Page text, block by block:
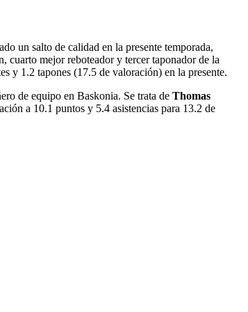
un salto de calidad en la presente temporada,
cuarto mejor reboteador y tercer taponador de la
y 1.2 tapones (17.5 de valoración) en la presente.
de equipo en Baskonia. Se trata de Thomas
a 10.1 puntos y 5.4 asistencias para 13.2 de